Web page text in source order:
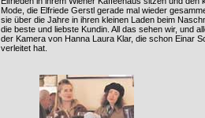
Mode, die Elfriede Gerstl gerade mal wieder
sie über die Jahre in ihren kleinen Laden beim
die beste und liebste Kundin. All das sehen wir, und
der Kamera von Hanna Laura Klar, die schon Einar
verleitet hat.